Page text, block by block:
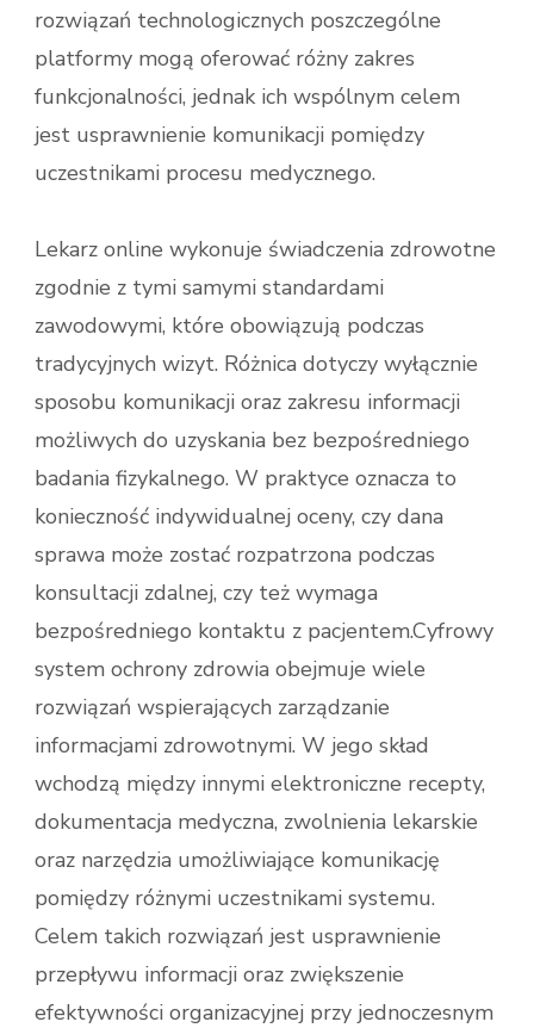
rozwiązań technologicznych poszczególne
platformy mogą oferować różny zakres
funkcjonalności, jednak ich wspólnym celem
jest usprawnienie komunikacji pomiędzy
uczestnikami procesu medycznego.
Lekarz online wykonuje świadczenia zdrowotne
zgodnie z tymi samymi standardami
zawodowymi, które obowiązują podczas
tradycyjnych wizyt. Różnica dotyczy wyłącznie
sposobu komunikacji oraz zakresu informacji
możliwych do uzyskania bez bezpośredniego
badania fizykalnego. W praktyce oznacza to
konieczność indywidualnej oceny, czy dana
sprawa może zostać rozpatrzona podczas
konsultacji zdalnej, czy też wymaga
bezpośredniego kontaktu z pacjentem.Cyfrowy
system ochrony zdrowia obejmuje wiele
rozwiązań wspierających zarządzanie
informacjami zdrowotnymi. W jego skład
wchodzą między innymi elektroniczne recepty,
dokumentacja medyczna, zwolnienia lekarskie
oraz narzędzia umożliwiające komunikację
pomiędzy różnymi uczestnikami systemu.
Celem takich rozwiązań jest usprawnienie
przepływu informacji oraz zwiększenie
efektywności organizacyjnej przy jednoczesnym